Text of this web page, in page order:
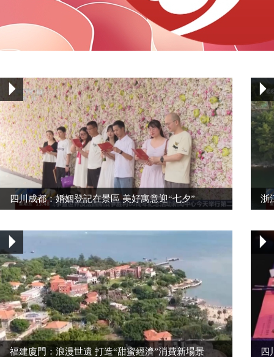
大國展會 大國保險 雲頂對話 雲起
CCTV.節目官網 直播 節目單 欄目 片庫 熱播榜
四川成都：婚姻登記在景區 美好寓意迎“七夕” 浙
福建廈門：浪漫世遺 打造“甜蜜經濟”消費新場景 四